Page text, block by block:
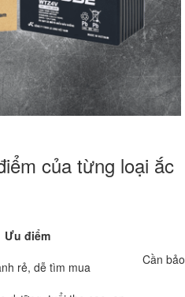
của từng loại ắc
Ưu điểm
rẻ, dễ tìm mua Cần